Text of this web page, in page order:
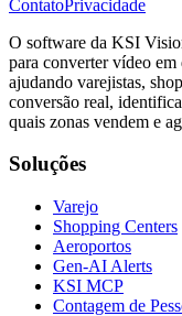
ContatoPrivacidade
O software da KSI
para converter vídeo em
ajudando varejistas,
conversão real,
quais zonas vendem e
Soluções
Varejo
Shopping Centers
Aeroportos
Gen-AI Alerts
KSI MCP
Contagem de